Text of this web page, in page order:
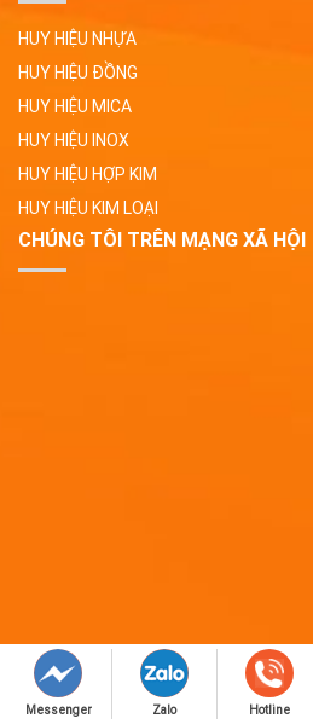
HUY HIỆU NHỰA
HUY HIỆU ĐỒNG
HUY HIỆU MICA
HUY HIỆU INOX
HUY HIỆU HỢP KIM
HUY HIỆU KIM LOẠI
CHÚNG TÔI TRÊN MẠNG XÃ HỘI
Messenger Zalo Hotline